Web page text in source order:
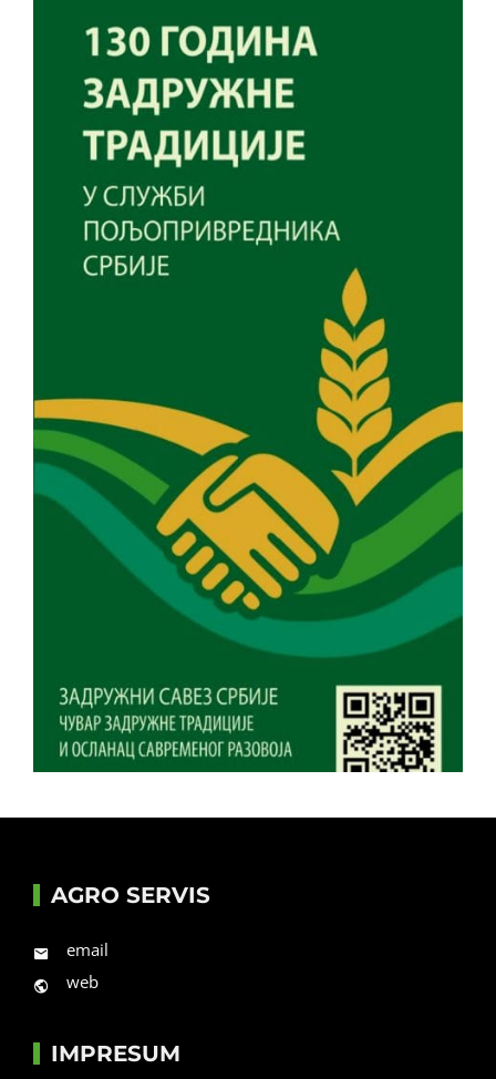
AGRO SERVIS
email
web
IMPRESUM